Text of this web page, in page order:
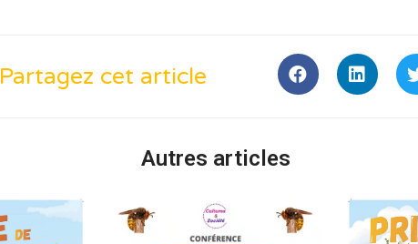
Partagez cet article
Autres articles